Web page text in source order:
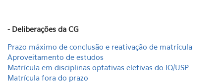
- Deliberações da CG
Prazo máximo de conclusão e reativação de matrícula
Aproveitamento de estudos
Matrícula em disciplinas optativas eletivas do IQ/USP
Matrícula fora do prazo